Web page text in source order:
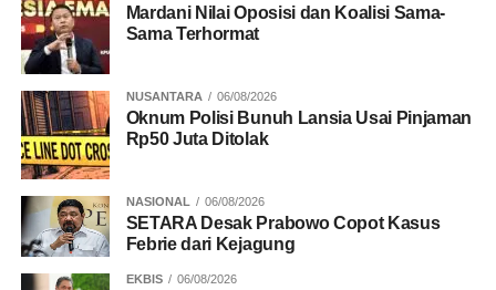
Mardani Nilai Oposisi dan Koalisi Sama-
Sama Terhormat
NUSANTARA 06/08/2026
Oknum Polisi Bunuh Lansia Usai Pinjaman
Rp50 Juta Ditolak
NASIONAL 06/08/2026
SETARA Desak Prabowo Copot Kasus
Febrie dari Kejagung
EKBIS 06/08/2026